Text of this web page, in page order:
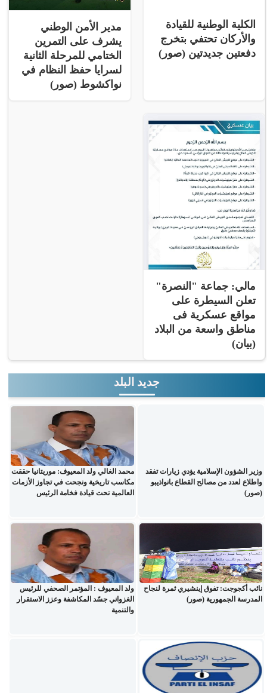
الكلية الوطنية للقيادة
والأركان تحتفي بتخرج
دفعتين جديدتين (صور)
مدير الأمن الوطني
يشرف على التمرين
الختامي للمرحلة الثانية
لسرايا حفظ النظام في
نواكشوط (صور)
مالي: جماعة "النصرة"
تعلن السيطرة على
مواقع عسكرية فى
مناطق واسعة من البلاد
(بيان)
جديد البلد
وزير الشؤون الإسلامية يؤدي زيارات تفقد
واطلاع لعدد من مصالح القطاع بانواذيبو
(صور)
محمد الغالي ولد المعيوف: موريتانيا حققت
مكاسب تاريخية ونجحت في تجاوز الأزمات
العالمية تحت قيادة فخامة الرئيس
نائب أكجوجت: تفوق إينشيري ثمرة لنجاح
المدرسة الجمهورية (صور)
ولد المعيوف : المؤتمر الصحفي للرئيس
الغزواني جسّد المكاشفة وعزز الاستقرار
والتنمية